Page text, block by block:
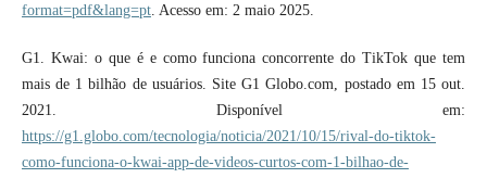
format=pdf&lang=pt. Acesso em: 2 maio 2025.
G1. Kwai: o que é e como funciona concorrente do TikTok que tem
mais de 1 bilhão de usuários. Site G1 Globo.com, postado em 15 out.
2021. Disponível em:
https://g1.globo.com/tecnologia/noticia/2021/10/15/rival-do-tiktok-
como-funciona-o-kwai-app-de-videos-curtos-com-1-bilhao-de-